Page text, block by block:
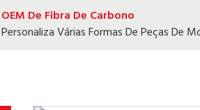
De Fibra De Carbono
Várias Formas De Peças De